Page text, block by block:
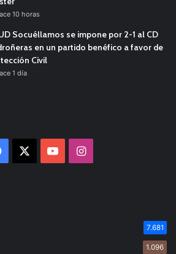
10 horas
Socuéllamos se impone por 2-1 al CD
en un partido benéfico a favor de
Civil
1 día
Facebook YouTubeInstagram
7.681
1.096